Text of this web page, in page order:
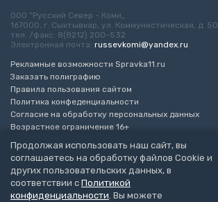
Продолжая использовать наш сайт, вы
соглашаетесь на обработку файлов Cookie и
других пользовательских данных, в
соответствии с Политикой
конфиденциальности. Вы можете
ООО “Русский Север - Коми„
167000, г. Сыктывкар, ул. Коммунистическая, д. 50
тел. /факс: 8(8212) 200-532
Электронная почта: russevkomi@yandex.ru
Рекламные возможности Spravka11.ru
Заказать полиграфию
Правила пользования сайтом
Политика конфеденциальности
Согласие на обработку персональных данных
Возрастное ограничение 16+
Разработка сайта
“ЭкспертБизнесГрупп”
© 2010-2026 Русский Север - Коми